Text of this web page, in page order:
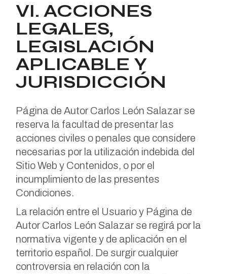
VI. ACCIONES
LEGALES,
LEGISLACIÓN
APLICABLE Y
JURISDICCIÓN
Página de Autor Carlos León Salazar se
reserva la facultad de presentar las
acciones civiles o penales que considere
necesarias por la utilización indebida del
Sitio Web y Contenidos, o por el
incumplimiento de las presentes
Condiciones.
La relación entre el Usuario y Página de
Autor Carlos León Salazar se regirá por la
normativa vigente y de aplicación en el
territorio español. De surgir cualquier
controversia en relación con la